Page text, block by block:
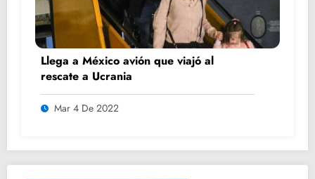
Llega a México avión que viajó al
rescate a Ucrania
Mar 4 De 2022